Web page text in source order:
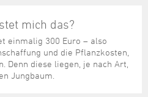
mich das?
einmalig 300 Euro – also
und die Pflanzkosten,
Denn diese liegen, je nach Art,
Jungbaum.